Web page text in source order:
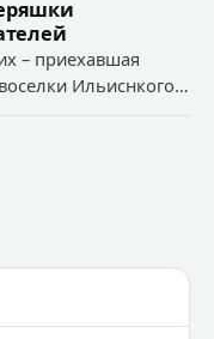
– приехавшая
Ильиснкого